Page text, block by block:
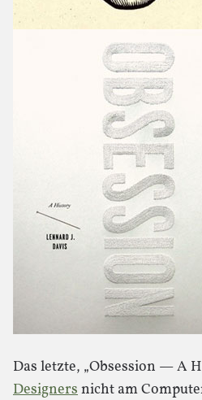
Das letzte, „Obsession — A
Designersnicht am